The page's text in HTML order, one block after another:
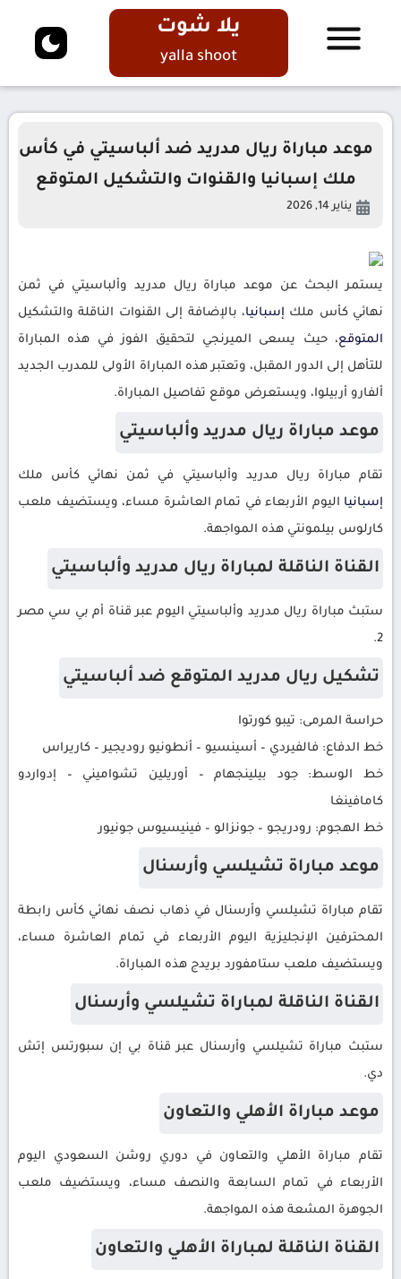
يلا شوت
yalla shoot
موعد مباراة ريال مدريد ضد ألباسيتي في كأس
ملك إسبانيا والقنوات والتشكيل المتوقع
يناير 14, 2026
يستمر البحث عن موعد مباراة ريال مدريد وألباسيتي في ثمن
نهائي كأس ملك إسبانيا، بالإضافة إلى القنوات الناقلة والتشكيل
المتوقع، حيث يسعى الميرنجي لتحقيق الفوز في هذه المباراة
للتأهل إلى الدور المقبل، وتعتبر هذه المباراة الأولى للمدرب الجديد
ألفارو أربيلوا، ويستعرض موقع تفاصيل المباراة.
موعد مباراة ريال مدريد وألباسيتي
تقام مباراة ريال مدريد وألباسيتي في ثمن نهائي كأس ملك
إسبانيا اليوم الأربعاء في تمام العاشرة مساء، ويستضيف ملعب
كارلوس بيلمونتي هذه المواجهة.
القناة الناقلة لمباراة ريال مدريد وألباسيتي
ستبث مباراة ريال مدريد وألباسيتي اليوم عبر قناة أم بي سي مصر
2.
تشكيل ريال مدريد المتوقع ضد ألباسيتي
حراسة المرمى: تيبو كورتوا
خط الدفاع: فالفيردي – أسينسيو – أنطونيو روديجير – كاريراس
خط الوسط: جود بيلينجهام – أوريلين تشواميني – إدواردو
كامافينغا
خط الهجوم: رودريجو – جونزالو – فينيسيوس جونيور
موعد مباراة تشيلسي وأرسنال
تقام مباراة تشيلسي وأرسنال في ذهاب نصف نهائي كأس رابطة
المحترفين الإنجليزية اليوم الأربعاء في تمام العاشرة مساء،
ويستضيف ملعب ستامفورد بريدج هذه المباراة.
القناة الناقلة لمباراة تشيلسي وأرسنال
ستبث مباراة تشيلسي وأرسنال عبر قناة بي إن سبورتس إتش
دي.
موعد مباراة الأهلي والتعاون
تقام مباراة الأهلي والتعاون في دوري روشن السعودي اليوم
الأربعاء في تمام السابعة والنصف مساء، ويستضيف ملعب
الجوهرة المشعة هذه المواجهة.
القناة الناقلة لمباراة الأهلي والتعاون